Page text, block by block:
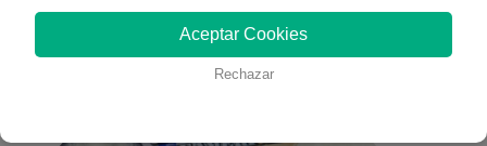
interesarAceptar Cookies
Rechazar